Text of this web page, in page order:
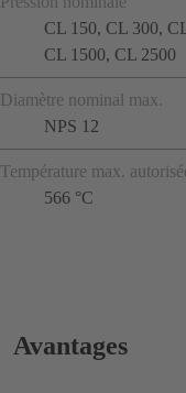
CL 150, CL 300,
CL 1500, CL 2500
Diamètre nominal max.
NPS 12
Température max.
566 °C
Avantages